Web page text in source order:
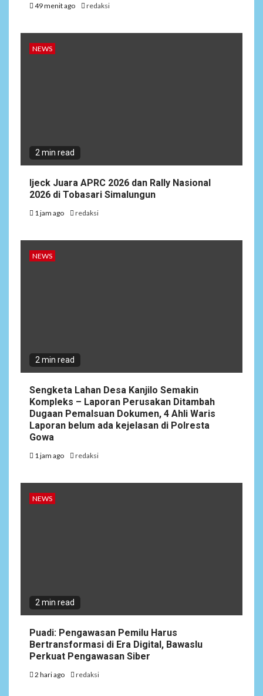
49 menit ago redaksi
NEWS
2 min read
Ijeck Juara APRC 2026 dan Rally Nasional
2026 di Tobasari Simalungun
1 jam ago redaksi
NEWS
2 min read
Sengketa Lahan Desa Kanjilo Semakin
Kompleks – Laporan Perusakan Ditambah
Dugaan Pemalsuan Dokumen, 4 Ahli Waris
Laporan belum ada kejelasan di Polresta
Gowa
1 jam ago redaksi
NEWS
2 min read
Puadi: Pengawasan Pemilu Harus
Bertransformasi di Era Digital, Bawaslu
Perkuat Pengawasan Siber
2 hari ago redaksi